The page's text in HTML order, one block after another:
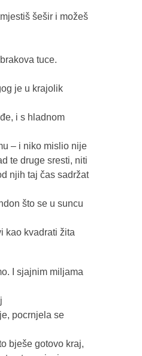
šešir i možeš
tuce.
je u krajolik
i s hladnom
– i niko mislio nije
te druge sresti, niti
njih taj čas sadržat
što se u suncu
kao kvadrati žita
I sjajnim miljama
pocrnjela se
bješe gotovo kraj,